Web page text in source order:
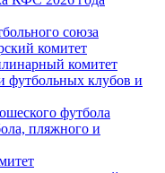
союза
комитет
комитет
футбольных клубов и
футбола
пляжного и